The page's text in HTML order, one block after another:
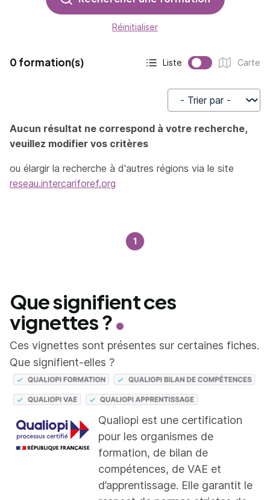
Réinitialiser
0 formation(s)
Affichage actif :
Liste
Affichage :
Carte
Trier par
Aucun résultat ne correspond à votre recherche,
veuillez modifier vos critères
ou élargir la recherche à d'autres régions via le site
reseau.intercariforef.org
1
Que signifient ces
vignettes ?
Ces vignettes sont présentes sur certaines fiches.
Que signifient-elles ?
Qualiopi est une certification
pour les organismes de
formation, de bilan de
compétences, de VAE et
d’apprentissage. Elle garantit le